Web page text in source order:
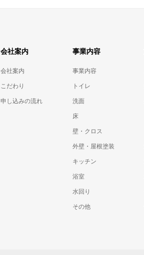
会社案内
会社案内
こだわり
申し込みの流れ
事業内容
事業内容
トイレ
洗面
床
壁・クロス
外壁・屋根塗装
キッチン
浴室
水回り
その他